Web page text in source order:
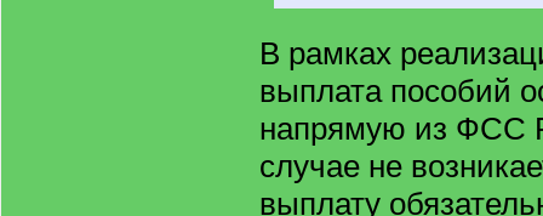
В рамках
выплата пособий
напрямую из ФСС
случае не
выплату